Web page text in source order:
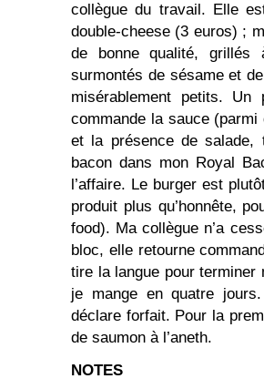
collègue du travail. Elle
double-cheese (3 euros) ;
de bonne qualité, grillés
surmontés de sésame et
misérablement petits.
commande la sauce
et la présence de salade,
bacon dans mon Royal
l’affaire. Le burger est
produit plus qu’honnête,
food). Ma collègue n’a
bloc, elle retourne
tire la langue pour terminer
je mange en quatre
déclare forfait. Pour la
de saumon à l’aneth.
NOTES